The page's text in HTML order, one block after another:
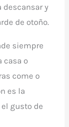
descansar y
de otoño.
siempre
casa o
come o
es la
gusto de